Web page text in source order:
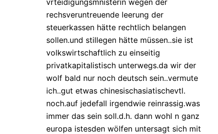
rechsveruntreuende leerung der
steuerkassen hätte rechtlich belangen
sollen.und stillegen hätte müssen..sie ist
volkswirtschaftlich zu einseitig
privatkapitalistisch unterwegs.da wir der
wolf bald nur noch deutsch sein..vermute
ich..gut etwas chinesischasiatischevtl.
noch.auf jedefall irgendwie reinrassig.was
immer das sein soll.d.h. dann wohl n ganz
europa istesden wölfen untersagt sich mit